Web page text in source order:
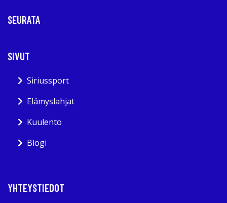
SEURATA
SIVUT
Siriussport
Elämyslahjat
Kuulento
Blogi
YHTEYSTIEDOT